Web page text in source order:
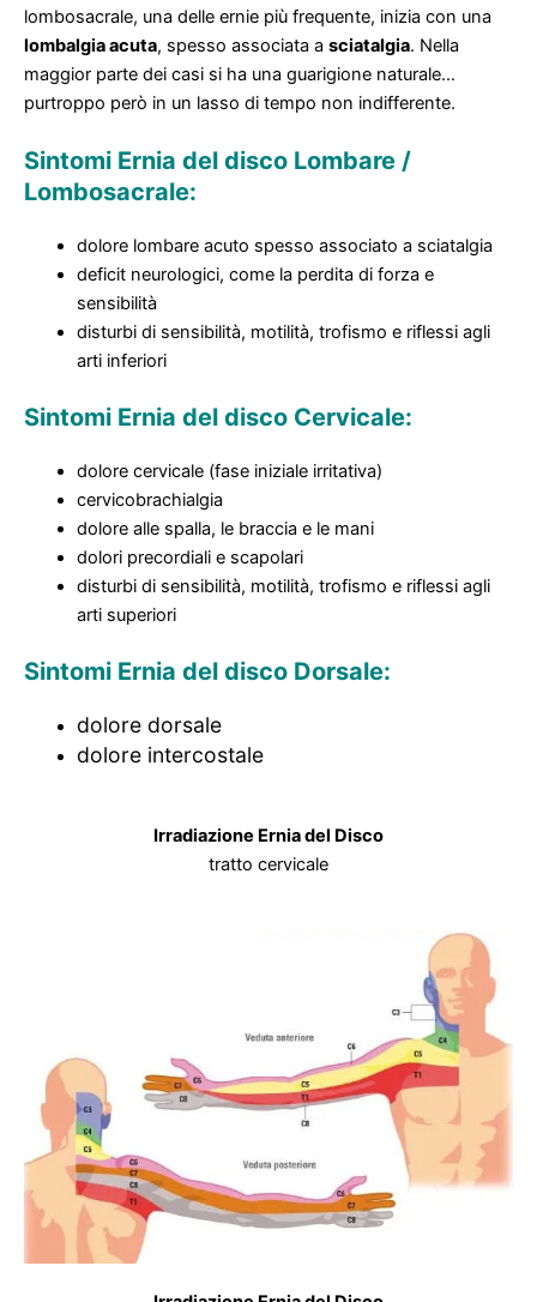
lombosacrale, una delle ernie più frequente, inizia con una
lombalgia acuta, spesso associata a sciatalgia. Nella
maggior parte dei casi si ha una guarigione naturale…
purtroppo però in un lasso di tempo non indifferente.
Sintomi Ernia del disco Lombare /
Lombosacrale:
dolore lombare acuto spesso associato a sciatalgia
deficit neurologici, come la perdita di forza e
sensibilità
disturbi di sensibilità, motilità, trofismo e riflessi agli
arti inferiori
Sintomi Ernia del disco Cervicale:
dolore cervicale (fase iniziale irritativa)
cervicobrachialgia
dolore alle spalla, le braccia e le mani
dolori precordiali e scapolari
disturbi di sensibilità, motilità, trofismo e riflessi agli
arti superiori
Sintomi Ernia del disco Dorsale:
dolore dorsale
dolore intercostale
Irradiazione Ernia del Disco
tratto cervicale